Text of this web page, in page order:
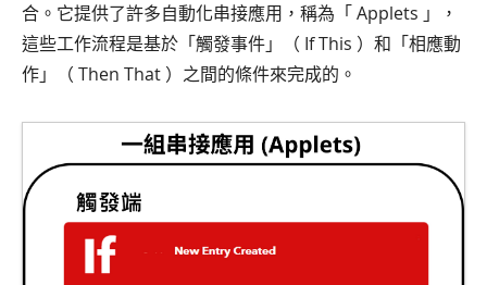
合。它提供了許多自動化串接應用，稱為「 Applets 」，
這些工作流程是基於「觸發事件」（ If This ）和「相應動
作」（ Then That ）之間的條件來完成的。